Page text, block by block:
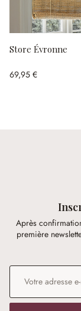
Store Évronne
69,95 €
Après
première
Adresse e-mail